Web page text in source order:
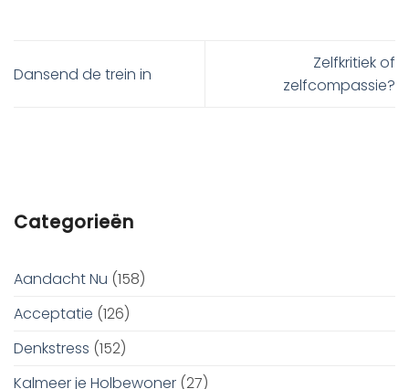
Dansend de trein in
Zelfkritiek of
zelfcompassie?
Categorieën
Aandacht Nu (158)
Acceptatie (126)
Denkstress (152)
Kalmeer je Holbewoner (27)